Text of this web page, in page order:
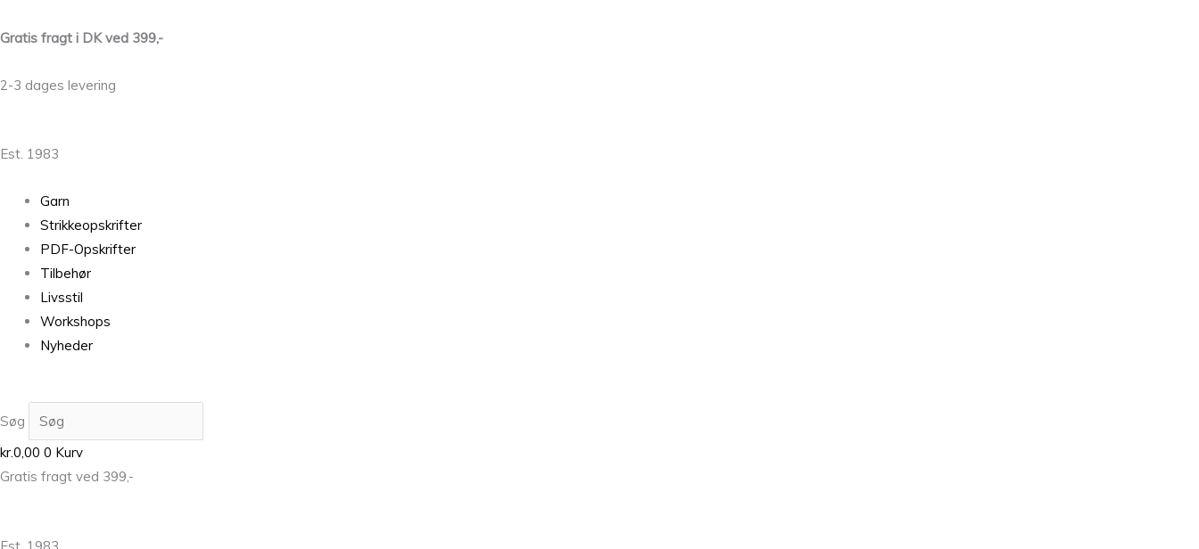
Gratis fragt i DK ved 399,-
2-3 dages levering
Est. 1983
Garn
Strikkeopskrifter
PDF-Opskrifter
Tilbehør
Livsstil
Workshops
Nyheder
Søg
kr.0,00 0 Kurv
Gratis fragt ved 399,-
Est. 1983